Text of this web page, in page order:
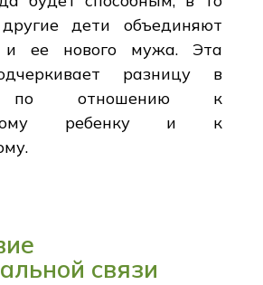
дети объединяют
ее нового мужа. Эта
разницу в
по отношению к
ребенку и к
связи